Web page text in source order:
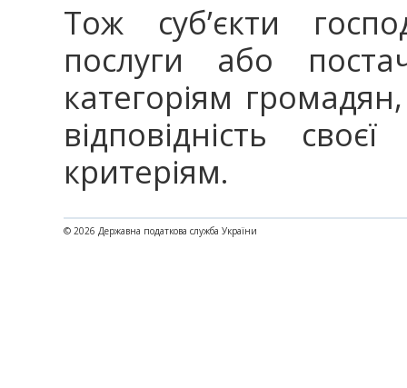
Тож суб’єкти
послуги або
категоріям
відповідність
критеріям.
© 2026 Державна податкова служба України